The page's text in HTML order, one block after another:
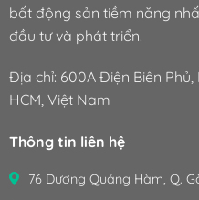
bất động sản tiềm năng
đầu tư và phát triển.
Địa chỉ: 600A Điện Biên Phủ,
HCM, Việt Nam
Thông tin liên hệ
76 Dương Quảng Hàm, Q.